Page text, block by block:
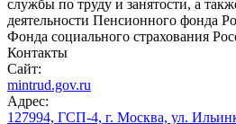
службы по труду и занятости, а
деятельности Пенсионного фонда
Фонда социального страхования
Контакты
Сайт:
mintrud.gov.ru
Адрес:
127994, ГСП-4, г. Москва, ул.